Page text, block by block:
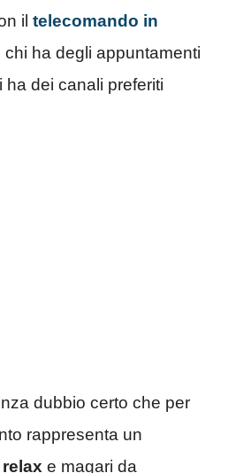
il telecomando in
chi ha degli appuntamenti
ha dei canali preferiti
dubbio certo che per
rappresenta un
e magari da